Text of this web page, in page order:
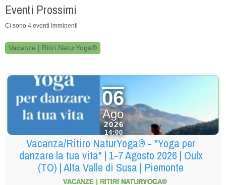
Eventi Prossimi
Ci sono 4 eventi imminenti
Vacanze | Ritiri NaturYoga®
06
Ago
2026
14:00
Vacanza/Ritiro NaturYoga® - "Yoga per
danzare la tua vita" | 1-7 Agosto 2026 | Oulx
(TO) | Alta Valle di Susa | Piemonte
VACANZE | RITIRI NATURYOGA®